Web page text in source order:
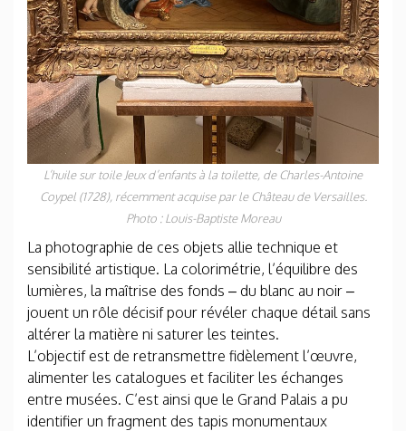
L’huile sur toileJeux d’enfants à la toilette, de Charles-Antoine
Coypel (1728), récemment acquise par le Château de Versailles.
Photo : Louis-Baptiste Moreau
La photographie de ces objets allie technique et
sensibilité artistique. La colorimétrie, l’équilibre des
lumières, la maîtrise des fonds – du blanc au noir –
jouent un rôle décisif pour révéler chaque détail sans
altérer la matière ni saturer les teintes.
L’objectif est de retransmettre fidèlement l’œuvre,
alimenter les catalogues et faciliter les échanges
entre musées. C’est ainsi que le Grand Palais a pu
identifier un fragment des tapis monumentaux